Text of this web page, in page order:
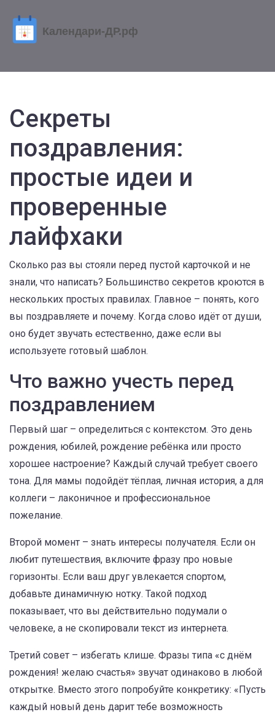
Секреты
поздравления:
простые идеи и
проверенные
лайфхаки
Сколько раз вы стояли перед пустой карточкой и не
знали, что написать? Большинство секретов кроются в
нескольких простых правилах. Главное – понять, кого
вы поздравляете и почему. Когда слово идёт от души,
оно будет звучать естественно, даже если вы
используете готовый шаблон.
Что важно учесть перед
поздравлением
Первый шаг – определиться с контекстом. Это день
рождения, юбилей, рождение ребёнка или просто
хорошее настроение? Каждый случай требует своего
тона. Для мамы подойдёт тёплая, личная история, а для
коллеги – лаконичное и профессиональное
пожелание.
Второй момент – знать интересы получателя. Если он
любит путешествия, включите фразу про новые
горизонты. Если ваш друг увлекается спортом,
добавьте динамичную нотку. Такой подход
показывает, что вы действительно подумали о
человеке, а не скопировали текст из интернета.
Третий совет – избегать клише. Фразы типа «с днём
рождения! желаю счастья» звучат одинаково в любой
открытке. Вместо этого попробуйте конкретику: «Пусть
каждый новый день дарит тебе возможность